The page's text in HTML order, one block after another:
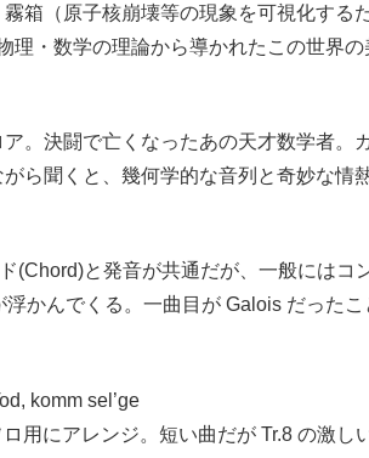
箱（原子核崩壊等の現象を可視化す
・数学の理論から導かれたこの世界
。決闘で亡くなったあの天才数学者
ら聞くと、幾何学的な音列と奇妙な情
(Chord)と発音が共通だが、一般にはコ
かんでくる。一曲目が Galois だった
komm sel’ge
用にアレンジ。短い曲だが Tr.8 の激し